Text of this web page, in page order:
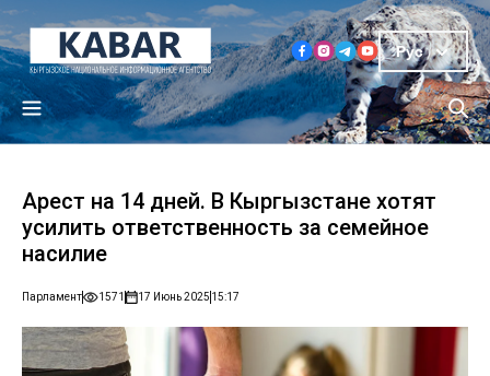
Рус
Арест на 14 дней. В Кыргызстане хотят
усилить ответственность за семейное
насилие
Парламент 1571 17 Июнь 2025 15:17